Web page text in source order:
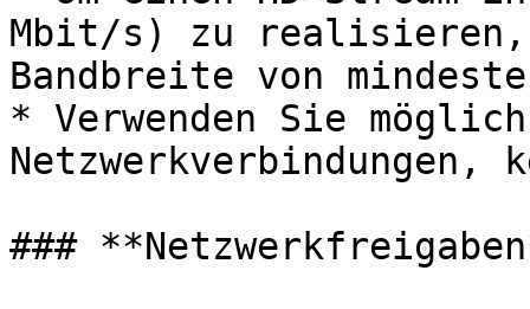
Mbit/s) zu
Bandbreite von
* Verwenden Sie
Netzwerkverbindungen,
###